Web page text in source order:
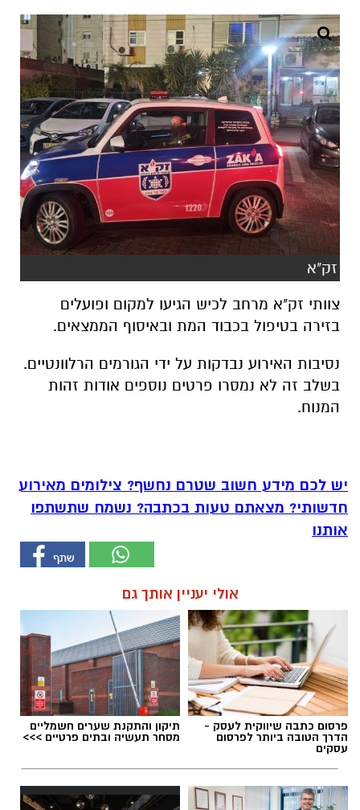
זק"א
צוותי זק"א מרחב לכיש הגיעו למקום ופועלים
בזירה בטיפול בכבוד המת ובאיסוף הממצאים.
נסיבות האירוע נבדקות על ידי הגורמים הרלוונטיים.
בשלב זה לא נמסרו פרטים נוספים אודות זהות
המנוח.
יש לכם מידע חשוב שטרם נחשף? צילומים מאירוע
חדשותי? מצאתם טעות בכתבה? נשמח שתשתפו
אותנו
אולי יעניין אותך גם
פרסום כתבה שיווקית לעסק -
הדרך הטובה ביותר לפרסום
עסקים
תיקון והתקנת שערים חשמליים
מסחר תעשיה ובתים פרטיים >>>